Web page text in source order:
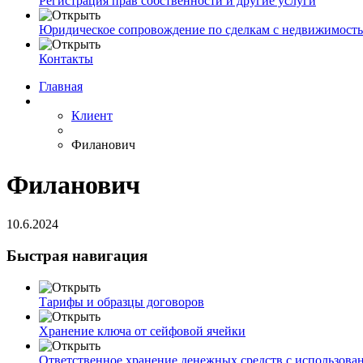
Юридическое сопровождение по сделкам с
Контакты
Главная
Клиент
Филанович
Филанович
10.6.2024
Быстрая навигация
Тарифы и образцы договоров
Хранение ключа от сейфовой ячейки
Ответственное хранение денежных средств с